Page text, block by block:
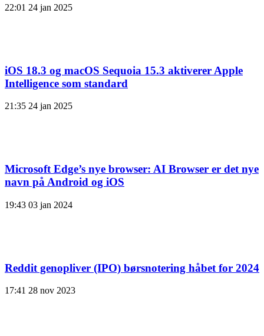
22:01 24 jan 2025
iOS 18.3 og macOS Sequoia 15.3 aktiverer Apple
Intelligence som standard
21:35 24 jan 2025
Microsoft Edge’s nye browser: AI Browser er det nye
navn på Android og iOS
19:43 03 jan 2024
Reddit genopliver (IPO) børsnotering håbet for 2024
17:41 28 nov 2023